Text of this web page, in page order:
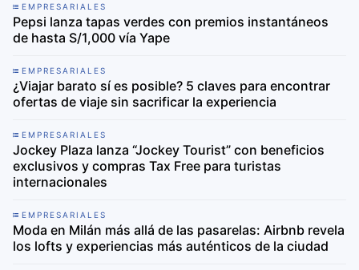
EMPRESARIALES
Pepsi lanza tapas verdes con premios instantáneos
de hasta S/1,000 vía Yape
EMPRESARIALES
¿Viajar barato sí es posible? 5 claves para encontrar
ofertas de viaje sin sacrificar la experiencia
EMPRESARIALES
Jockey Plaza lanza “Jockey Tourist” con beneficios
exclusivos y compras Tax Free para turistas
internacionales
EMPRESARIALES
Moda en Milán más allá de las pasarelas: Airbnb revela
los lofts y experiencias más auténticos de la ciudad